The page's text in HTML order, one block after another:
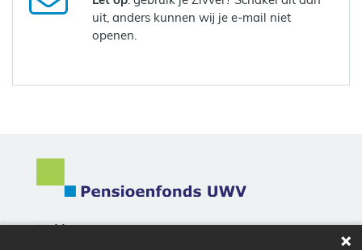
uit, anders kunnen wij je e-mail niet
openen.
Home